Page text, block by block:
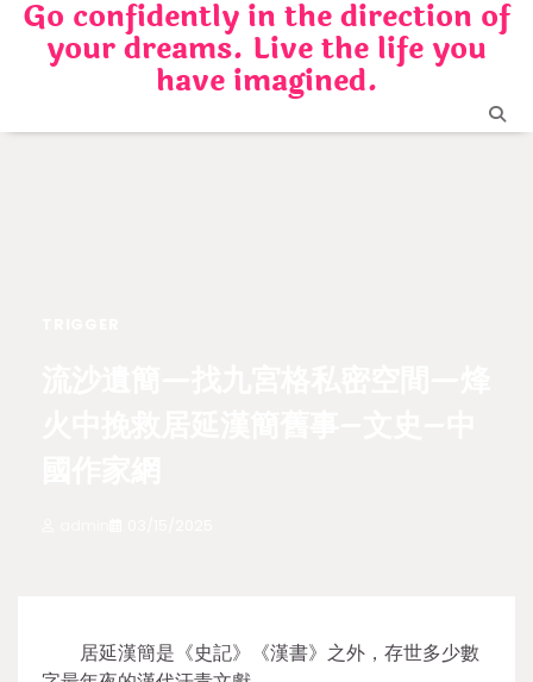
Skip
content
Go confidently in the direction of
your dreams. Live the life you
have imagined.
居延漢簡是《史記》《漢書》之外，存世多少數